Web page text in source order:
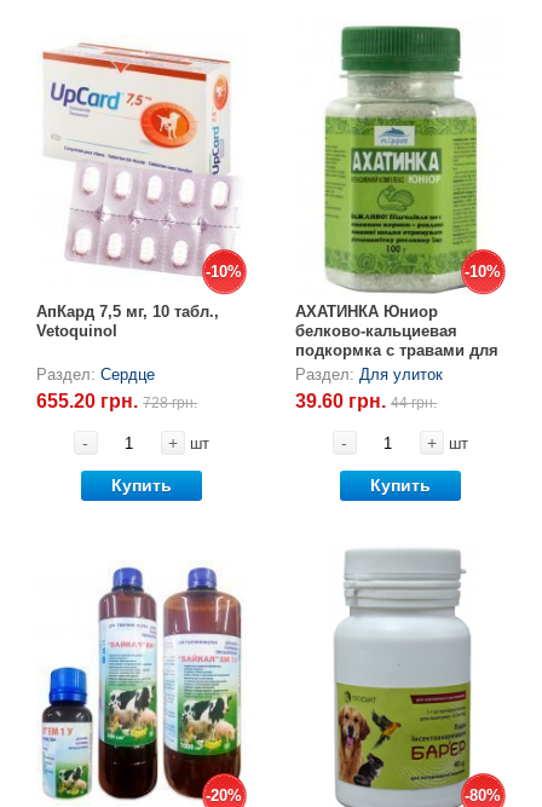
-10%
-10%
АпКард 7,5 мг, 10 табл.,
Vetoquinol
Раздел:Сердце
655.20 грн.728 грн.
- + шт
Купить
-10%
-10%
АХАТИНКА Юниор
белково-кальциевая
подкормка с травами для
улиток, 100 г
Раздел: Для улиток
39.60 грн.44 грн.
- + шт
Купить
-20%
-20% -80%
-80%